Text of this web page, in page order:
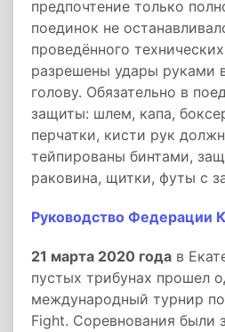
предпочтение только
поединок не
проведённого
разрешены удары руками
голову. Обязательно в
защиты: шлем, капа,
перчатки, кисти рук
тейпированы бинтами,
раковина, щитки, футы с
Руководство Федерации
21 марта 2020 года в
пустых трибунах прошел
международный турнир
Fight. Соревнования были